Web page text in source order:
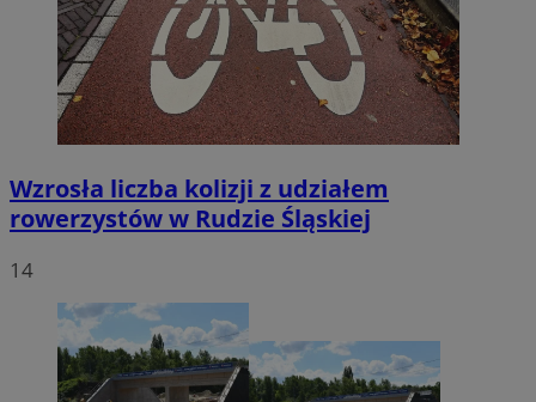
Wzrosła liczba kolizji z udziałem
rowerzystów w Rudzie Śląskiej
14